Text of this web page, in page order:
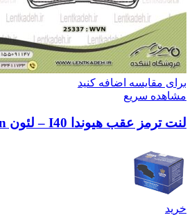
برای مقایسه اضافه کنید
مشاهده سریع
لنت ترمز عقب هیوندا I40 – لئون Leon
خرید